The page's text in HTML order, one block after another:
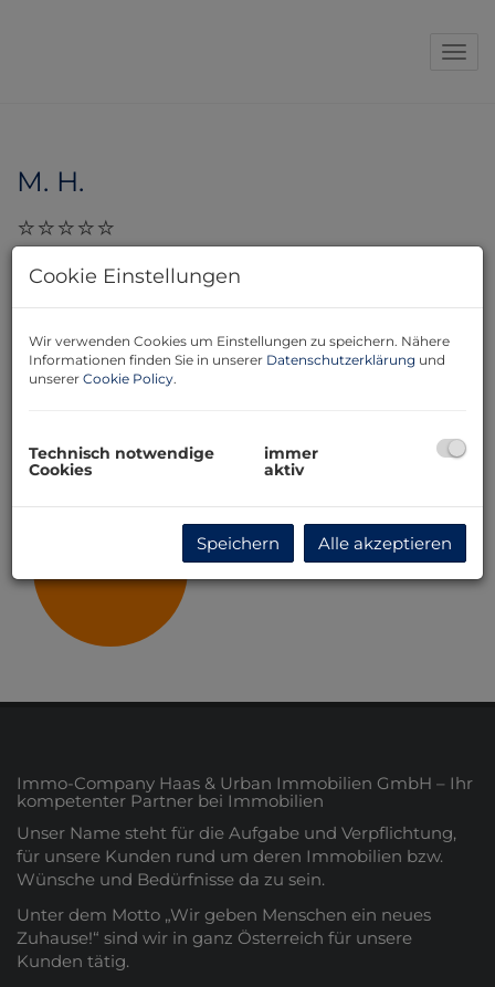
M. H.
29.11.2023, 10:04
Vielen herzlichen Dank für den erfolgreichen Abschluss
Mannhartgasse. Zudem möchte ich mich bei Herrn
Mag. Fiam für die professionelle und umsichtige
Betreuung meines Anliegens herzlich bedanken. Mit
Immo-Company Haas & Urban Immobilien GmbH – Ihr
kompetenter Partner bei Immobilien
Unser Name steht für die Aufgabe und Verpflichtung,
für unsere Kunden rund um deren Immobilien bzw.
Wünsche und Bedürfnisse da zu sein.
Unter dem Motto „Wir geben Menschen ein neues
Zuhause!“ sind wir in ganz Österreich für unsere
Kunden tätig.
Cookie Einstellungen
Wir verwenden Cookies um Einstellungen zu speichern. Nähere
Informationen finden Sie in unserer Datenschutzerklärung und
unserer Cookie Policy.
Technisch notwendige
Cookies
immer
aktiv
Speichern Alle akzeptieren